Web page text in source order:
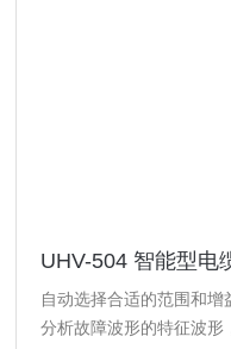
UHV-504 智能型电
自动选择合适的范围和
分析故障波形的特征波形